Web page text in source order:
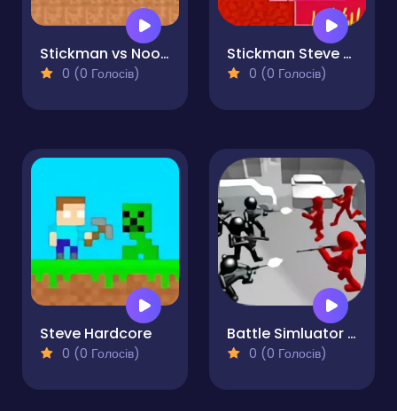
Stickman vs Noob Hammer
0 (0 Голосів)
Stickman Steve vs Alex Nether
0 (0 Голосів)
Steve Hardcore
0 (0 Голосів)
Battle Simluator - Counter Stickman
0 (0 Голосів)